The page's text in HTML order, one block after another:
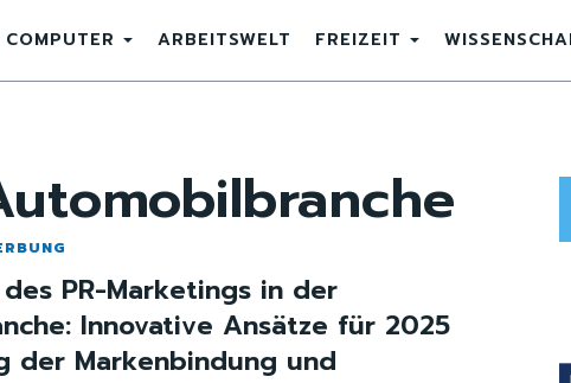
COMPUTER ARBEITSWELT FREIZEIT
PR-Marketings in der
Innovative Ansätze für 2025
der Markenbindung und